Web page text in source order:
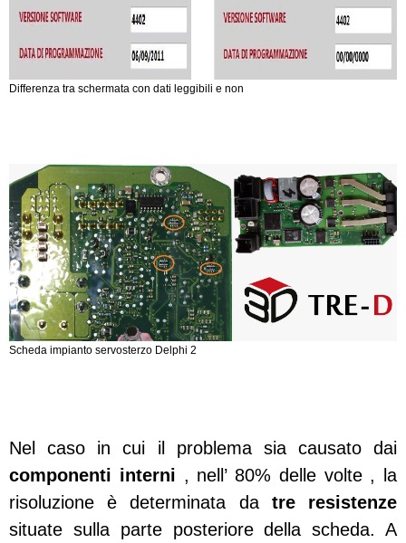
Differenza tra schermata con dati leggibili e non
Scheda impianto servosterzo Delphi 2
Nel caso in cui il problema sia causato dai
componenti interni , nell’ 80% delle volte , la
risoluzione è determinata da tre resistenze
situate sulla parte posteriore della scheda. A